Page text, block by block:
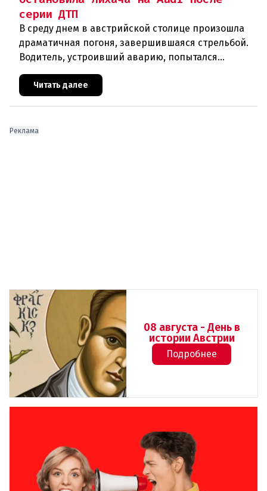
серии ДТП
В среду днем в австрийской столице произошла
драматичная погоня, завершившаяся стрельбой.
Водитель, устроивший аварию, попытался
скрыться от полиции, спровоцировав несколько
новых столкновений.Что слу
Читать далее
Реклама
08 августа - День в
истории Австрии
Подробнее